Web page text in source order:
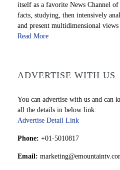
itself as a favorite News Channel
facts, studying, then intensively
and present multidimensional
Read More
ADVERTISE WITH US
You can advertise with us and can
all the details in below link:
Advertise Detail Link
Phone: +01-5010817
Email: